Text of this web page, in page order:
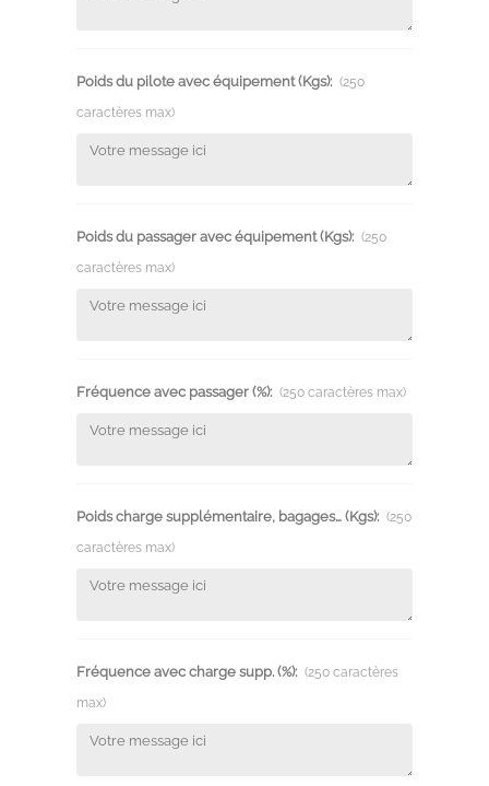
Poids du pilote avec équipement (Kgs): (250
caractères max)
Poids du passager avec équipement (Kgs): (250
caractères max)
Fréquence avec passager (%): (250 caractères max)
Poids charge supplémentaire, bagages… (Kgs): (250
caractères max)
Fréquence avec charge supp. (%): (250 caractères
max)